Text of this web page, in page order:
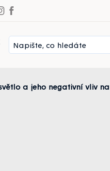
a jeho negativní vliv